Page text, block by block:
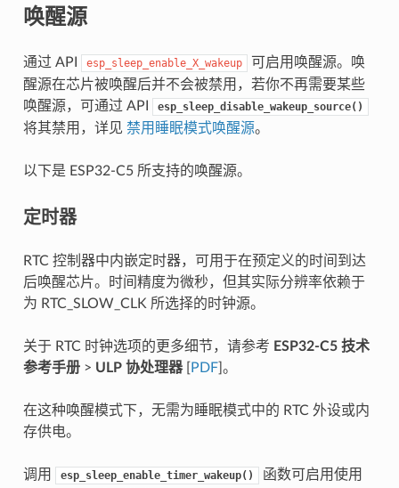
唤醒源
通过 API esp_sleep_enable_X_wakeup
可启用唤醒源。唤
醒源在芯片被唤醒后并不会被禁用，若你不再需要某些
唤醒源，可通过 API
esp_sleep_disable_wakeup_source()
将其禁用，详见 禁用睡眠模式唤醒源。
以下是 ESP32-C5 所支持的唤醒源。
定时器
RTC 控制器中内嵌定时器，可用于在预定义的时间到达
后唤醒芯片。时间精度为微秒，但其实际分辨率依赖于
为 RTC_SLOW_CLK 所选择的时钟源。
关于 RTC 时钟选项的更多细节，请参考 ESP32-C5 技术
参考手册> ULP 协处理器[ PDF]。
在这种唤醒模式下，无需为睡眠模式中的 RTC 外设或内
存供电。
调用 esp_sleep_enable_timer_wakeup()
函数可启用使用